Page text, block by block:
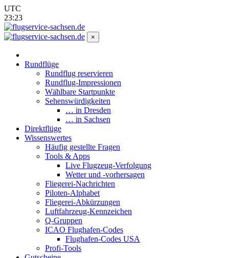
UTC
23:23
×
Rundflüge
Rundflug reservieren
Rundflug-Impressionen
Wählbare Startpunkte
Sehenswürdigkeiten
… in Dresden
… in Sachsen
Direktflüge
Wissenswertes
Häufig gestellte Fragen
Tools & Apps
Live Flugzeug-Verfolgung
Wetter und -vorhersagen
Fliegerei-Nachrichten
Piloten-Alphabet
Fliegerei-Abkürzungen
Luftfahrzeug-Kennzeichen
Q-Gruppen
ICAO Flughafen-Codes
Flughafen-Codes USA
Profi-Tools